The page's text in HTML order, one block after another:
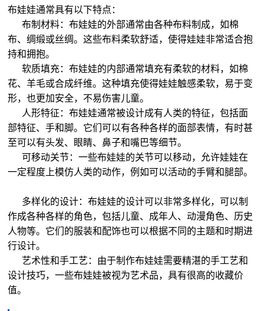
布娃娃通常具有以下特点：
布制材料：布娃娃的外部通常由各种布料制成，如棉
布、绸缎或丝绸。这些布料柔软舒适，使得娃娃非常适合抱
持和拥抱。
软质填充：布娃娃的内部通常填充有柔软的材料，如棉
花、羊毛或合成纤维。这种填充使得娃娃触感柔软，易于变
形，也更加安全，不易伤害儿童。
人形特征：布娃娃通常被设计成有人类的特征，包括面
部特征、手和脚。它们可以有各种各样的面部表情，有时甚
至可以有头发、眼睛、鼻子和嘴巴等细节。
可移动关节：一些布娃娃的关节可以移动，允许娃娃在
一定程度上模仿人类的动作，例如可以活动的手臂和腿部。
多样化的设计：布娃娃的设计可以非常多样化，可以制
作成各种各样的角色，包括儿童、成年人、动漫角色、历史
人物等。它们的服装和配饰也可以根据不同的主题和时期进
行设计。
艺术性和手工艺：由于制作布娃娃需要精湛的手工艺和
设计技巧，一些布娃娃被视为艺术品，具有很高的收藏价
值。